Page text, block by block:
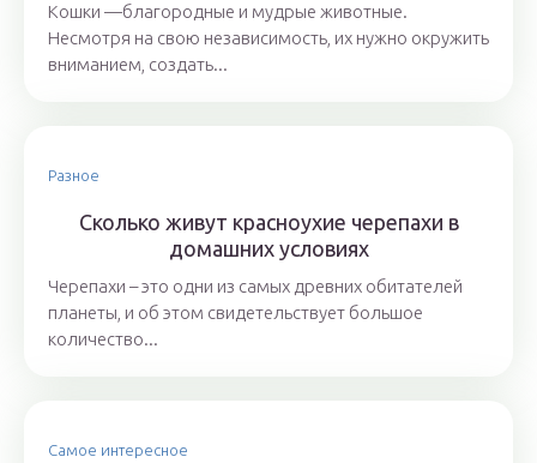
Кошки —благородные и мудрые животные.
Несмотря на свою независимость, их нужно окружить
вниманием, создать...
Разное
Сколько живут красноухие черепахи в
домашних условиях
Черепахи – это одни из самых древних обитателей
планеты, и об этом свидетельствует большое
количество...
Самое интересное